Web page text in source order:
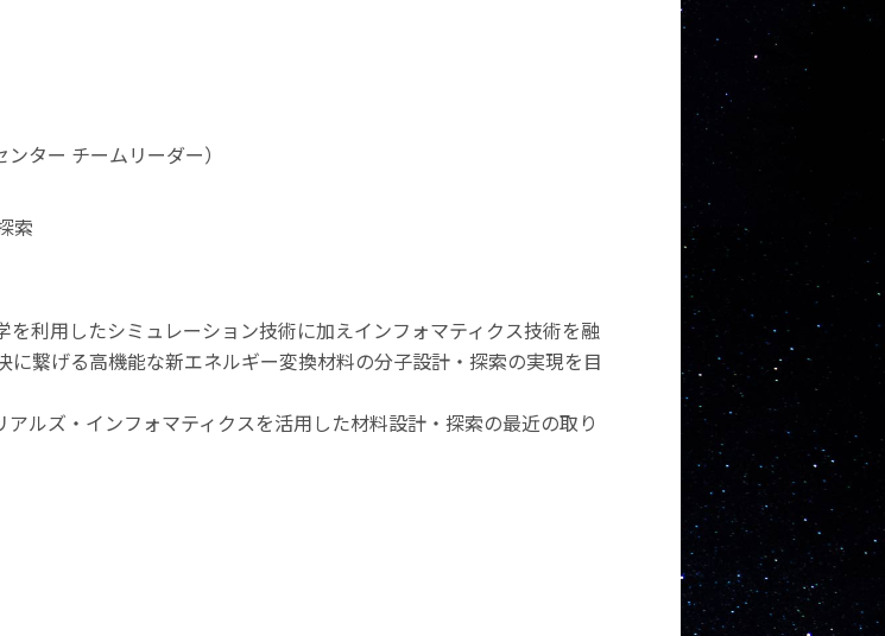
ター チームリーダー）
索
利用したシミュレーション技術に加えインフォマティクス技術を融
繋げる高機能な新エネルギー変換材料の分子設計・探索の実現を目
ルズ・インフォマティクスを活用した材料設計・探索の最近の取り